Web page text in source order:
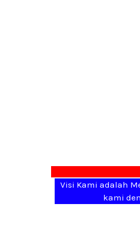
Visi Kami adalah
kami